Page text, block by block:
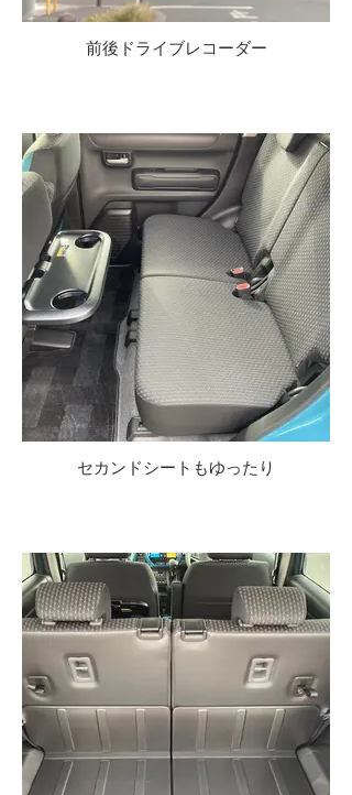
前後ドライブレコーダー
セカンドシートもゆったり